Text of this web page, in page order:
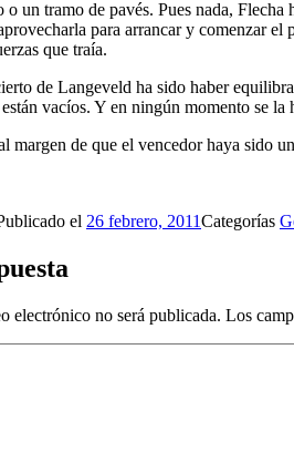
un tramo de pavés. Pues nada,
para arrancar y comenzar el
que traía.
de Langeveld ha sido haber
vacíos. Y en ningún momento se
margen de que el vencedor haya sido
el 26 febrero, 2011Categorías
electrónico no será publicada. Los